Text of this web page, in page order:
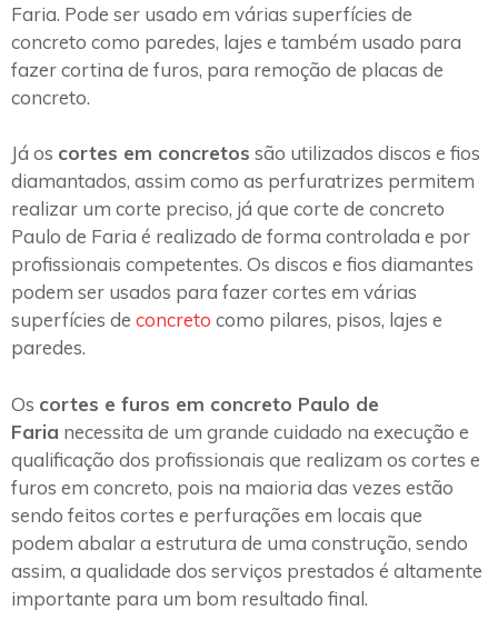
Faria. Pode ser usado em várias superfícies de
concreto como paredes, lajes e também usado para
fazer cortina de furos, para remoção de placas de
concreto.
Já os cortes em concretos são utilizados discos e fios
diamantados, assim como as perfuratrizes permitem
realizar um corte preciso, já que corte de concreto
Paulo de Faria é realizado de forma controlada e por
profissionais competentes. Os discos e fios diamantes
podem ser usados para fazer cortes em várias
superfícies de concreto como pilares, pisos, lajes e
paredes.
Os cortes e furos em concreto Paulo de
Faria necessita de um grande cuidado na execução e
qualificação dos profissionais que realizam os cortes e
furos em concreto, pois na maioria das vezes estão
sendo feitos cortes e perfurações em locais que
podem abalar a estrutura de uma construção, sendo
assim, a qualidade dos serviços prestados é altamente
importante para um bom resultado final.